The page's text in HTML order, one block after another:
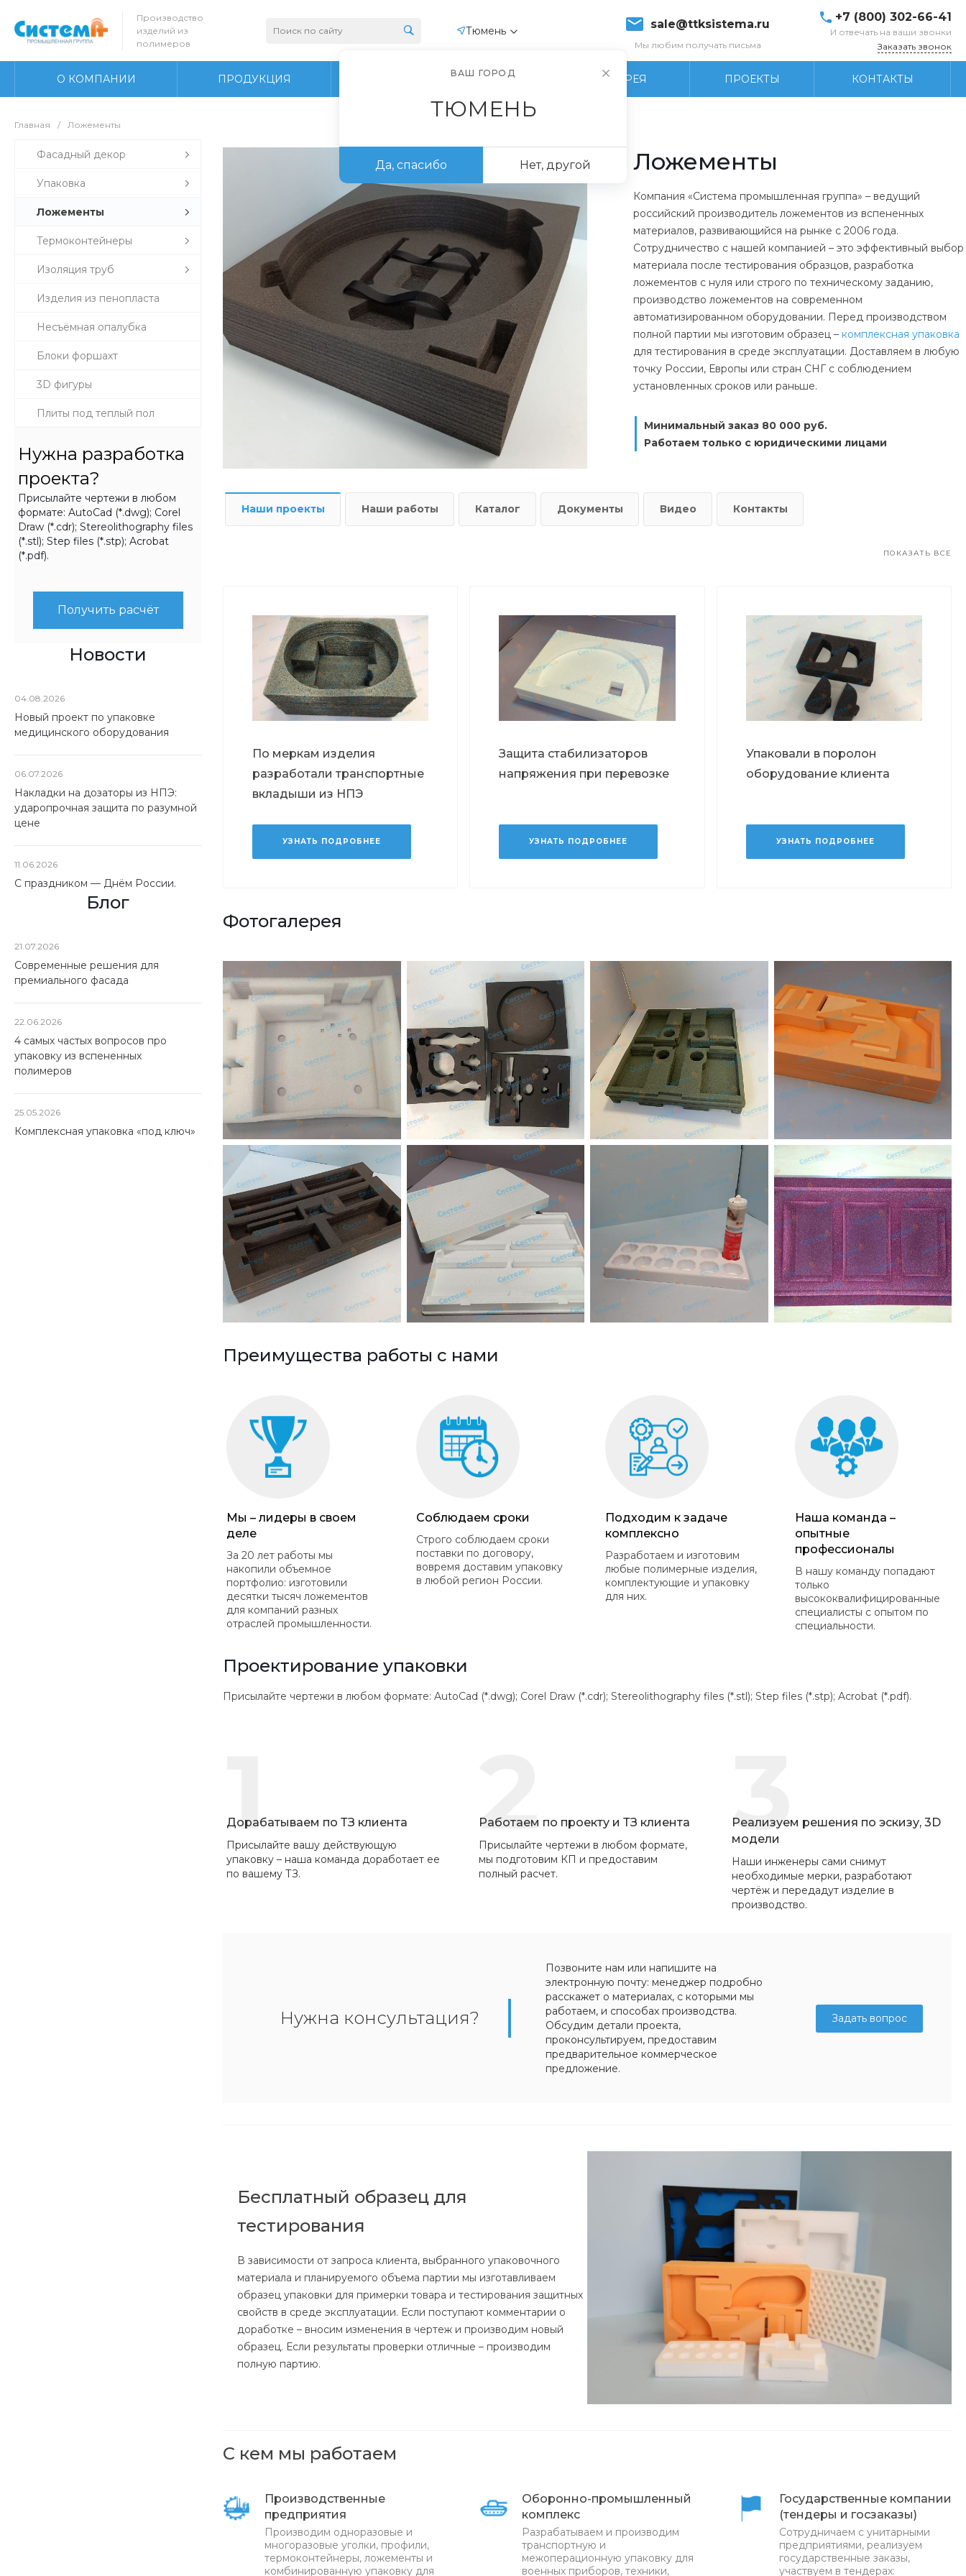
Производство
изделий из
полимеров
Тюмень sale@ttksistema.ru
Мы любим получать письма
+7 (800) 302-66-41
И отвечать на ваши звонки
Заказать звонок
О КОМПАНИИ ПРОДУКЦИЯ ПРОИЗВОДСТВО ФОТОГАЛЕРЕЯ ПРОЕКТЫ КОНТАКТЫ
Главная / Ложементы
Фасадный декор
Упаковка
Ложементы
Термоконтейнеры
Изоляция труб
Изделия из пенопласта
Несъёмная опалубка
Блоки форшахт
3D фигуры
Плиты под теплый пол
Нужна разработка
проекта?
Присылайте чертежи в любом
формате: AutoCad (*.dwg); Corel
Draw (*.cdr); Stereolithography files
(*.stl); Step files (*.stp); Acrobat
(*.pdf).
Получить расчёт
Новости
04.08.2026
Новый проект по упаковке
медицинского оборудования
06.07.2026
Накладки на дозаторы из НПЭ:
ударопрочная защита по разумной
цене
11.06.2026
С праздником — Днём России.
Блог
21.07.2026
Современные решения для
премиального фасада
22.06.2026
4 самых частых вопросов про
упаковку из вспененных
полимеров
25.05.2026
Комплексная упаковка «под ключ»
Ложементы
Компания «Система промышленная группа» – ведущий
российский производитель ложементов из вспененных
материалов, развивающийся на рынке с 2006 года.
Сотрудничество с нашей компанией – это эффективный выбор
материала после тестирования образцов, разработка
ложементов с нуля или строго по техническому заданию,
производство ложементов на современном
автоматизированном оборудовании. Перед производством
полной партии мы изготовим образец – комплексная упаковка
для тестирования в среде эксплуатации. Доставляем в любую
точку России, Европы или стран СНГ с соблюдением
установленных сроков или раньше.
Минимальный заказ 80 000 руб.
Работаем только с юридическими лицами
Наши проекты Наши работы Каталог Документы Видео Контакты
ПОКАЗАТЬ ВСЕ
По меркам изделия
разработали транспортные
вкладыши из НПЭ
УЗНАТЬ ПОДРОБНЕЕ
Защита стабилизаторов
напряжения при перевозке
УЗНАТЬ ПОДРОБНЕЕ
Упаковали в поролон
оборудование клиента
УЗНАТЬ ПОДРОБНЕЕ
Фотогалерея
Преимущества работы с нами
Мы – лидеры в своем
деле
За 20 лет работы мы
накопили объемное
портфолио: изготовили
десятки тысяч ложементов
для компаний разных
отраслей промышленности.
Соблюдаем сроки
Строго соблюдаем сроки
поставки по договору,
вовремя доставим упаковку
в любой регион России.
Подходим к задаче
комплексно
Разработаем и изготовим
любые полимерные изделия,
комплектующие и упаковку
для них.
Наша команда –
опытные
профессионалы
В нашу команду попадают
только
высококвалифицированные
специалисты с опытом по
специальности.
Проектирование упаковки
Присылайте чертежи в любом формате: AutoCad (*.dwg); Corel Draw (*.cdr); Stereolithography files (*.stl); Step files (*.stp); Acrobat (*.pdf).
1
Дорабатываем по ТЗ клиента
Присылайте вашу действующую
упаковку – наша команда доработает ее
по вашему ТЗ.
2
Работаем по проекту и ТЗ клиента
Присылайте чертежи в любом формате,
мы подготовим КП и предоставим
полный расчет.
3
Реализуем решения по эскизу, 3D
модели
Наши инженеры сами снимут
необходимые мерки, разработают
чертёж и передадут изделие в
производство.
Нужна консультация?
Позвоните нам или напишите на
электронную почту: менеджер подробно
расскажет о материалах, с которыми мы
работаем, и способах производства.
Обсудим детали проекта,
проконсультируем, предоставим
предварительное коммерческое
предложение.
Задать вопрос
Бесплатный образец для
тестирования
В зависимости от запроса клиента, выбранного упаковочного
материала и планируемого объема партии мы изготавливаем
образец упаковки для примерки товара и тестирования защитных
свойств в среде эксплуатации. Если поступают комментарии о
доработке – вносим изменения в чертеж и производим новый
образец. Если результаты проверки отличные – производим
полную партию.
С кем мы работаем
Производственные
предприятия
Производим одноразовые и
многоразовые уголки, профили,
термоконтейнеры, ложементы и
комбинированную упаковку для
Оборонно-промышленный
комплекс
Разрабатываем и производим
транспортную и
межоперационную упаковку для
военных приборов, техники,
Государственные компании
(тендеры и госзаказы)
Сотрудничаем с унитарными
предприятиями, реализуем
государственные заказы,
участвуем в тендерах:
ВАШ ГОРОД
ТЮМЕНЬ
Да, спасибо Нет, другой